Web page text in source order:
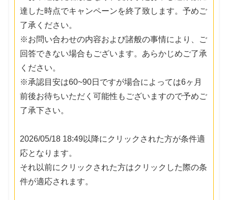
達した時点でキャンペーンを終了致します。予めご
了承ください。
※お問い合わせの内容および諸般の事情により、ご
回答できない場合もございます。あらかじめご了承
ください。
※承認目安は60~90日ですが場合によっては6ヶ月
前後お待ちいただく可能性もございますので予めご
了承下さい。
2026/05/18 18:49以降にクリックされた方が条件適
応となります。
それ以前にクリックされた方はクリックした際の条
件が適応されます。